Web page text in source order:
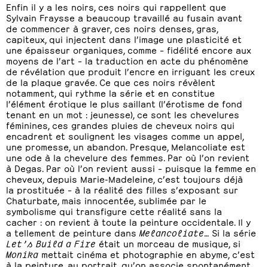
Enfin il y a les noirs, ces noirs qui rappellent que
Sylvain Fraysse a beaucoup travaillé au fusain avant
de commencer à graver, ces noirs denses, gras,
capiteux, qui injectent dans l’image une plasticité et
une épaisseur organiques, comme – fidélité encore aux
moyens de l’art – la traduction en acte du phénomène
de révélation que produit l’encre en irriguant les creux
de la plaque gravée. Ce que ces noirs révèlent
notamment, qui rythme la série et en constitue
l’élément érotique le plus saillant (l’érotisme de fond
tenant en un mot : jeunesse), ce sont les chevelures
féminines, ces grandes pluies de cheveux noirs qui
encadrent et soulignent les visages comme un appel,
une promesse, un abandon. Presque, Melancoliate est
une ode à la chevelure des femmes. Par où l’on revient
à Degas. Par où l’on revient aussi – puisque la femme en
cheveux, depuis Marie-Madeleine, c’est toujours déjà
la prostituée – à la réalité des filles s’exposant sur
Chaturbate, mais innocentée, sublimée par le
symbolisme qui transfigure cette réalité sans la
cacher : on revient à toute la peinture occidentale. Il y
a tellement de peinture dans Melancoliate … Si la série
Let’s Build a Fire était un morceau de musique, si
Monika mettait cinéma et photographie en abyme, c’est
à la peinture, au portrait, qu’on associe spontanément